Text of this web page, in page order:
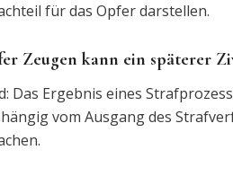
für das Opfer darstellen.
Zeugen kann ein späterer
Das Ergebnis eines
vom Ausgang des